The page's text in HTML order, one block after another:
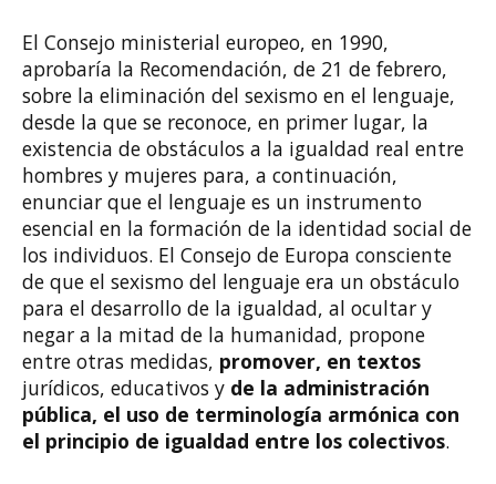
El Consejo ministerial europeo, en 1990,
aprobaría la Recomendación, de 21 de febrero,
sobre la eliminación del sexismo en el lenguaje,
desde la que se reconoce, en primer lugar, la
existencia de obstáculos a la igualdad real entre
hombres y mujeres para, a continuación,
enunciar que el lenguaje es un instrumento
esencial en la formación de la identidad social de
los individuos. El Consejo de Europa consciente
de que el sexismo del lenguaje era un obstáculo
para el desarrollo de la igualdad, al ocultar y
negar a la mitad de la humanidad, propone
entre otras medidas, promover, en textos
jurídicos, educativos y de la administración
pública, el uso de terminología armónica con
el principio de igualdad entre los colectivos.